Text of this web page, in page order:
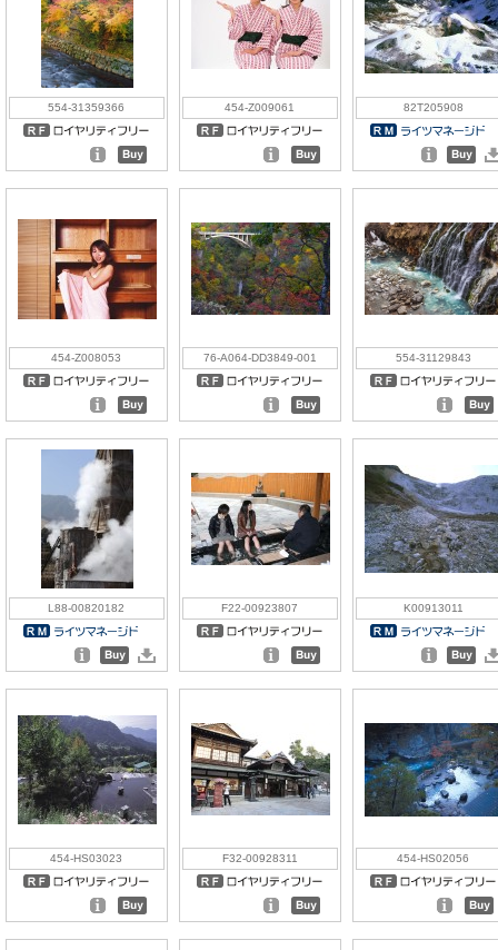
554-31359366 454-Z009061 82T205908
454-Z008053 76-A064-DD3849-001 554-31129843
L88-00820182 F22-00923807 K00913011
454-HS03023 F32-00928311 454-HS02056